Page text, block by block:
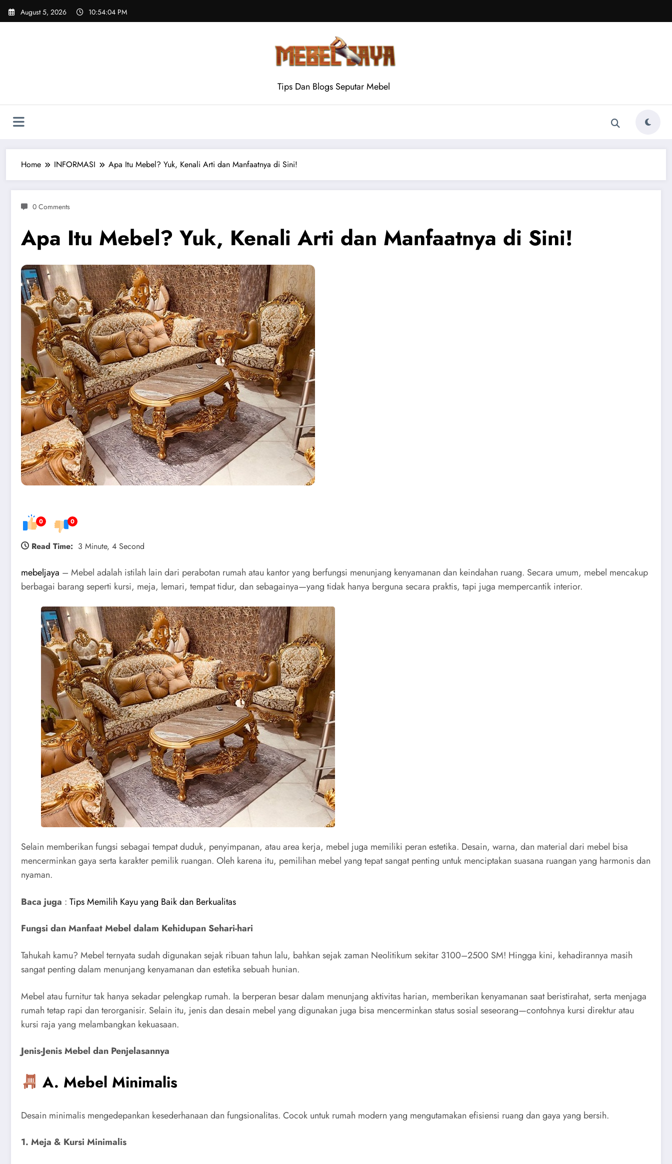
Skip
August 5, 2026 10:54:05 PM
Tips Dan Blogs Seputar Mebel
Home INFORMASI Apa Itu Mebel? Yuk, Kenali Arti dan Manfaatnya di Sini!
0 Comments
Apa Itu Mebel? Yuk, Kenali Arti dan Manfaatnya di Sini!
0 0
Read Time: 3 Minute, 4 Second
mebeljaya – Mebel adalah istilah lain dari perabotan rumah atau kantor yang berfungsi menunjang kenyamanan dan keindahan ruang. Secara umum, mebel mencakup
berbagai barang seperti kursi, meja, lemari, tempat tidur, dan sebagainya—yang tidak hanya berguna secara praktis, tapi juga mempercantik interior.
Selain memberikan fungsi sebagai tempat duduk, penyimpanan, atau area kerja, mebel juga memiliki peran estetika. Desain, warna, dan material dari mebel bisa
mencerminkan gaya serta karakter pemilik ruangan. Oleh karena itu, pemilihan mebel yang tepat sangat penting untuk menciptakan suasana ruangan yang harmonis dan
nyaman.
Baca juga : Tips Memilih Kayu yang Baik dan Berkualitas
Fungsi dan Manfaat Mebel dalam Kehidupan Sehari-hari
Tahukah kamu? Mebel ternyata sudah digunakan sejak ribuan tahun lalu, bahkan sejak zaman Neolitikum sekitar 3100–2500 SM! Hingga kini, kehadirannya masih
sangat penting dalam menunjang kenyamanan dan estetika sebuah hunian.
Mebel atau furnitur tak hanya sekadar pelengkap rumah. Ia berperan besar dalam menunjang aktivitas harian, memberikan kenyamanan saat beristirahat, serta menjaga
rumah tetap rapi dan terorganisir. Selain itu, jenis dan desain mebel yang digunakan juga bisa mencerminkan status sosial seseorang—contohnya kursi direktur atau
kursi raja yang melambangkan kekuasaan.
Jenis-Jenis Mebel dan Penjelasannya
A. Mebel Minimalis
Desain minimalis mengedepankan kesederhanaan dan fungsionalitas. Cocok untuk rumah modern yang mengutamakan efisiensi ruang dan gaya yang bersih.
1. Meja & Kursi Minimalis